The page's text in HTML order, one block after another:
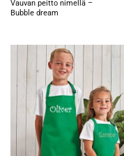
Vauvan peitto nimellä –
Bubble dream